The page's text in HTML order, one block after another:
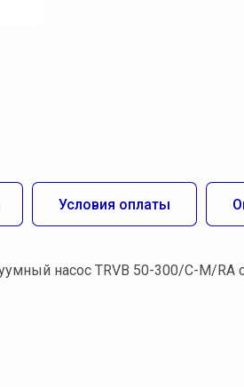
Условия оплаты
насос TRVВ 50-300/C-M/RА с